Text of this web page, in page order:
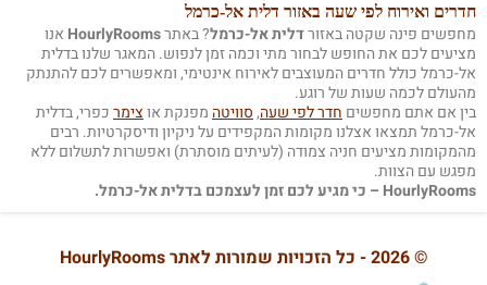
חדרים ואירוח לפי שעה באזור דלית אל-כרמל
מחפשים פינה שקטה באזורדלית אל-כרמל? באתרHourlyRooms אנו
מציעים לכם את החופש לבחור מתי וכמה זמן לנפוש. המאגר שלנו בדלית
אל-כרמל כולל חדרים המעוצבים לאירוח אינטימי, ומאפשרים לכם להתנתק
מהעולם לכמה שעות של רוגע.
בין אם אתם מחפשים חדר לפי שעה,סוויטה מפנקת אוצימרכפרי, בדלית
אל-כרמל תמצאו אצלנו מקומות המקפידים על ניקיון ודיסקרטיות. רבים
מהמקומות מציעים חניה צמודה (לעיתים מוסתרת) ואפשרות לתשלום ללא
מפגש עם הצוות.
HourlyRooms – כי מגיע לכם זמן לעצמכם בדלית אל-כרמל.
© 2026 - כל הזכויות שמורות לאתר HourlyRooms